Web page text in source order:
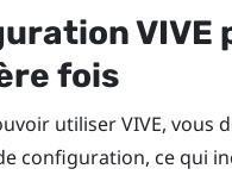
VIVE
fois
utiliserVIVE, vous
configuration, ce qui